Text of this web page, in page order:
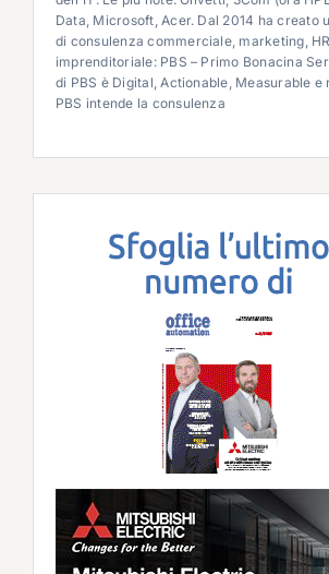
Data, Microsoft, Acer. Dal 2014 ha creato
di consulenza commerciale, marketing,
imprenditoriale: PBS – Primo Bonacina
di PBS è Digital, Actionable, Measurable
PBS intende la consulenza